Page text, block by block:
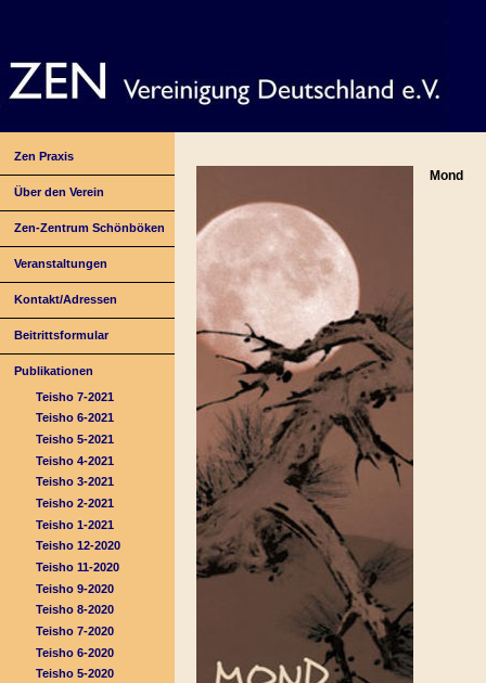
Zen Praxis
Über den Verein
Zen-Zentrum Schönböken
Veranstaltungen
Kontakt/Adressen
Beitrittsformular
Publikationen
Teisho 7-2021
Teisho 6-2021
Teisho 5-2021
Teisho 4-2021
Teisho 3-2021
Teisho 2-2021
Teisho 1-2021
Teisho 12-2020
Teisho 11-2020
Teisho 9-2020
Teisho 8-2020
Teisho 7-2020
Teisho 6-2020
Teisho 5-2020
Mond